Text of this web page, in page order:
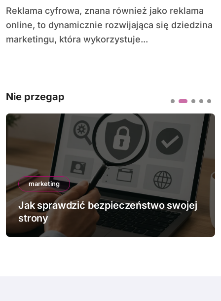
Reklama cyfrowa, znana również jako reklama
online, to dynamicznie rozwijająca się dziedzina
marketingu, która wykorzystuje...
Nie przegap
marketing
Jak sprawdzić bezpieczeństwo swojej
strony